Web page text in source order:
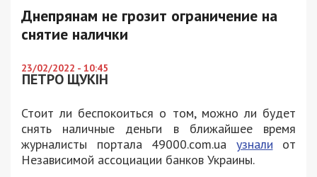
Днепрянам не грозит ограничение на
снятие налички
23/02/2022 - 10:45
ПЕТРО ЩУКІН
Стоит ли беспокоиться о том, можно ли будет
снять наличные деньги в ближайшее время
журналисты портала 49000.com.ua узнали от
Независимой ассоциации банков Украины.